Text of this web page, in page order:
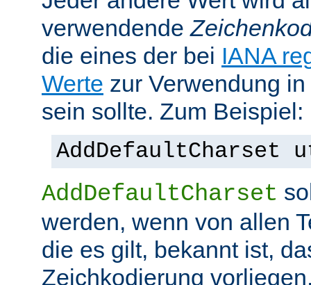
verwendende
die eines der bei IANA
Werte zur Verwendung
sein sollte. Zum Beispiel:
AddDefaultCharset
AddDefaultCharset
werden, wenn von allen
die es gilt, bekannt ist,
Zeichkodierung